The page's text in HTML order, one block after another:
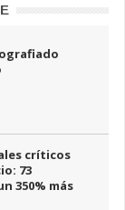
críticos
73
350% más